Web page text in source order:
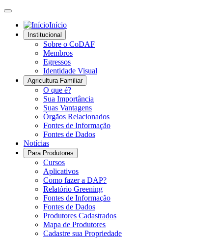
Início
Institucional
Sobre o CoDAF
Membros
Egressos
Identidade Visual
Agricultura Familiar
O que é?
Sua Importância
Suas Vantagens
Órgãos Relacionados
Fontes de Informação
Fontes de Dados
Notícias
Para Produtores
Cursos
Aplicativos
Como fazer a DAP?
Relatório Greening
Fontes de Informação
Fontes de Dados
Produtores Cadastrados
Mapa de Produtores
Cadastre sua Propriedade